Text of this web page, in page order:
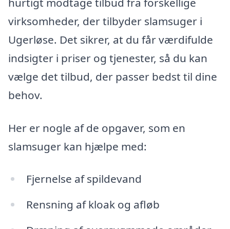
virksomheder, der tilbyder slamsuger i
Ugerløse. Det sikrer, at du får værdifulde
indsigter i priser og tjenester, så du kan
vælge det tilbud, der passer bedst til dine
behov.
Her er nogle af de opgaver, som en
slamsuger kan hjælpe med:
Fjernelse af spildevand
Rensning af kloak og afløb